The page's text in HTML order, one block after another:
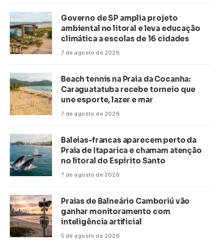
Governo de SP amplia projeto
ambiental no litoral e leva educação
climática a escolas de 16 cidades
7 de agosto de 2026
Beach tennis na Praia da Cocanha:
Caraguatatuba recebe torneio que
une esporte, lazer e mar
7 de agosto de 2026
Baleias-francas aparecem perto da
Praia de Itaparica e chamam atenção
no litoral do Espírito Santo
7 de agosto de 2026
Praias de Balneário Camboriú vão
ganhar monitoramento com
inteligência artificial
5 de agosto de 2026